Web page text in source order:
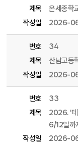
제목
온세종학
작성일
2026-
번호
34
제목
산남고등
작성일
2026-
번호
33
제목
2026. '테
6/12일까
작성일
2026-